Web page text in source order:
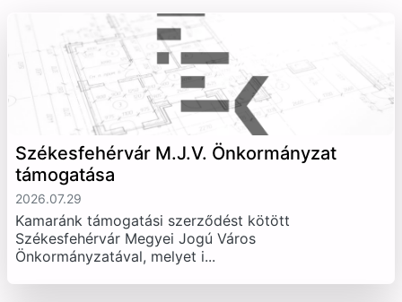
Székesfehérvár M.J.V. Önkormányzat
támogatása
2026.07.29
Kamaránk támogatási szerződést kötött
Székesfehérvár Megyei Jogú Város
Önkormányzatával, melyet i...